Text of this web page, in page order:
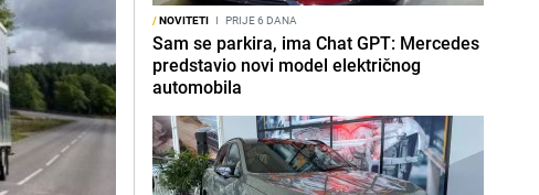
/NOVITETI I PRIJE 6 DANA
Sam se parkira, ima Chat GPT: Mercedes
predstavio novi model električnog
automobila